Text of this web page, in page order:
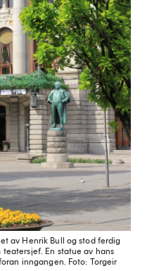
av Henrik Bull og stod ferdig
teatersjef. En statue av hans
inngangen. Foto: Torgeir